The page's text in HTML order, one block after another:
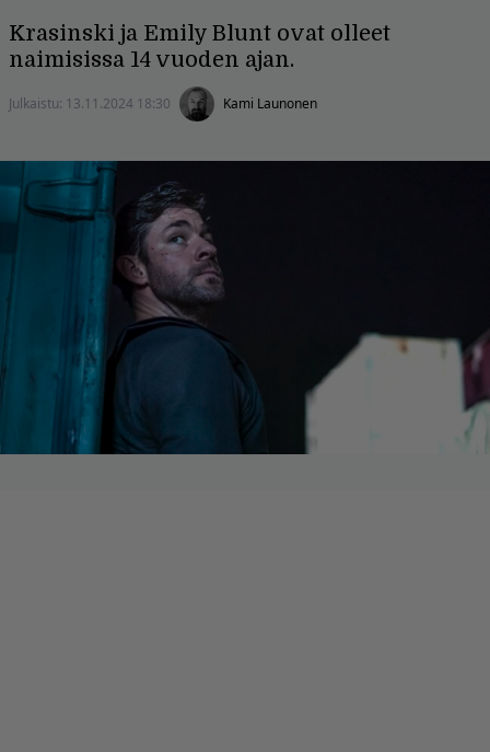
Krasinski ja Emily Blunt ovat olleet
naimisissa 14 vuoden ajan.
Julkaistu: 13.11.2024 18:30 Kami Launonen